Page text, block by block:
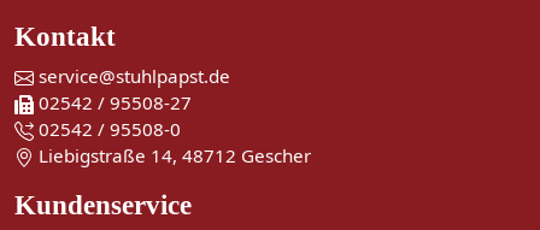
Kontakt
service@stuhlpapst.de
02542 / 95508-27
02542 / 95508-0
Liebigstraße 14, 48712 Gescher
Kundenservice